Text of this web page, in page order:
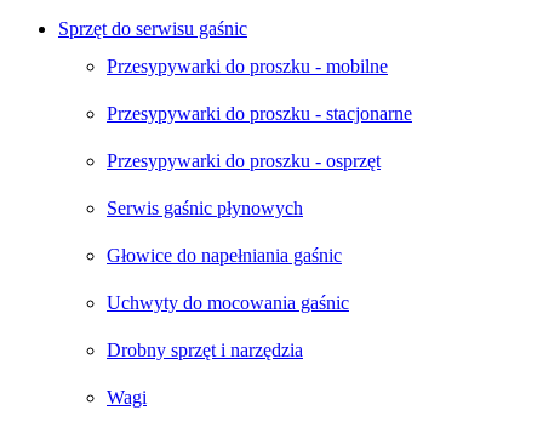
Sprzęt do serwisu gaśnic
Przesypywarki do proszku - mobilne
Przesypywarki do proszku - stacjonarne
Przesypywarki do proszku - osprzęt
Serwis gaśnic płynowych
Głowice do napełniania gaśnic
Uchwyty do mocowania gaśnic
Drobny sprzęt i narzędzia
Wagi